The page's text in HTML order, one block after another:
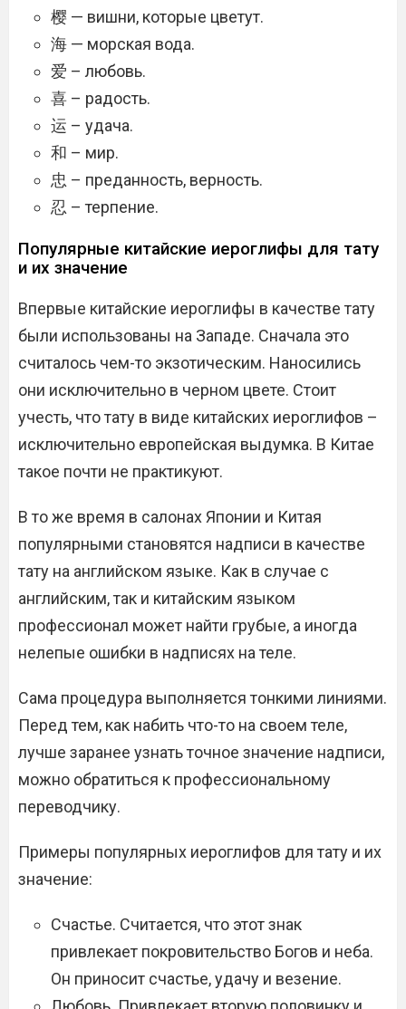
樱 — вишни, которые цветут.
海 — морская вода.
爱 – любовь.
喜 – радость.
运 – удача.
和 – мир.
忠 – преданность, верность.
忍 – терпение.
Популярные китайские иероглифы для тату
и их значение
Впервые китайские иероглифы в качестве тату
были использованы на Западе. Сначала это
считалось чем-то экзотическим. Наносились
они исключительно в черном цвете. Стоит
учесть, что тату в виде китайских иероглифов –
исключительно европейская выдумка. В Китае
такое почти не практикуют.
В то же время в салонах Японии и Китая
популярными становятся надписи в качестве
тату на английском языке. Как в случае с
английским, так и китайским языком
профессионал может найти грубые, а иногда
нелепые ошибки в надписях на теле.
Сама процедура выполняется тонкими линиями.
Перед тем, как набить что-то на своем теле,
лучше заранее узнать точное значение надписи,
можно обратиться к профессиональному
переводчику.
Примеры популярных иероглифов для тату и их
значение:
Счастье. Считается, что этот знак
привлекает покровительство Богов и неба.
Он приносит счастье, удачу и везение.